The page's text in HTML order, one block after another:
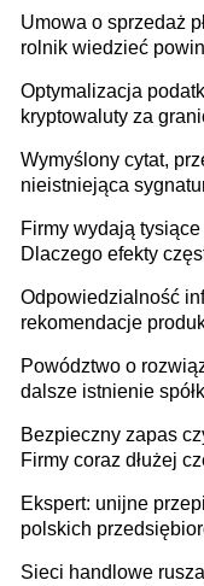
Umowa o sprzedaż
rolnik wiedzieć
Optymalizacja
kryptowaluty za
Wymyślony cytat,
nieistniejąca
firmie
Firmy wydają
Dlaczego efekty
Odpowiedzialność
rekomendacje
Powództwo o
dalsze istnienie
Bezpieczny zapas
Firmy coraz dłużej
Ekspert: unijne
polskich
Sieci handlowe